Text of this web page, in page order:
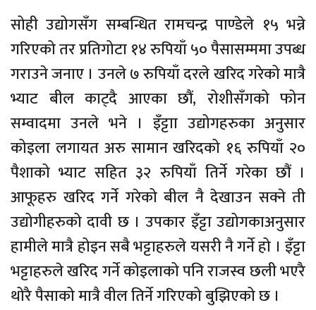
सोही उद्योगसँग सम्बन्धित रामचन्द्र पाण्डेले १५ भन्ने
गरिएको तर प्रतिगोटा १४ रुपियाँ ५० पैसासम्ममा उपब्ध
गराउने जनाए । उनले ७ रुपियाँ दरले खरिद गरेको मात्रै
भ्याट बील काट्दै आएका छौं, रोशीसँगको फोन
सम्वादमा उनले भने । इँट्टाा उद्योगहरुका अनुसार
कोइला लगायत अरु सामान खरिदको १६ रुपियाँ २०
पैशाको भ्याट सहित ३२ रुपियाँ तिर्ने गरेका छौं ।
आफूहरु खरिद गर्ने गरेको बील नै देखाउन सक्ने ती
उद्योगीहरुको दावी छ । उपकार इँट्टा उद्योगकाअनुसार
हामीले मात्रै होइन सबै भट्टाहरुले यसरी नै गर्ने हो । इँट्टा
भट्टाहरुले खरिद गर्ने कोइलाको पनि राजस्व छली भएरै
थोरै पैसाको मात्रै वील तिर्ने गरिएको बुझिएको छ ।